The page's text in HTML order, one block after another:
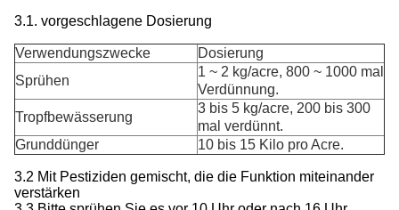
3.1. vorgeschlagene Dosierung
Verwendungszwecke
Dosierung
Sprühen
1 ~ 2 kg/acre, 800 ~ 1000 mal
Verdünnung.
Tropfbewässerung
3 bis 5 kg/acre, 200 bis 300
mal verdünnt.
Grunddünger
10 bis 15 Kilo pro Acre.
3.2 Mit Pestiziden gemischt, die die Funktion miteinander
verstärken